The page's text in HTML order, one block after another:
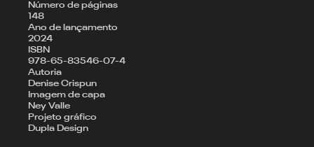
Número de páginas
148
Ano de lançamento
2024
ISBN
978-65-83546-07-4
Autoria
Denise Crispun
Imagem de capa
Ney Valle
Projeto gráfico
Dupla Design